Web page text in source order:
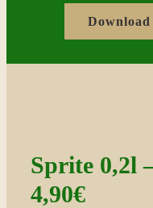
Sprite 0,2l
4,90€